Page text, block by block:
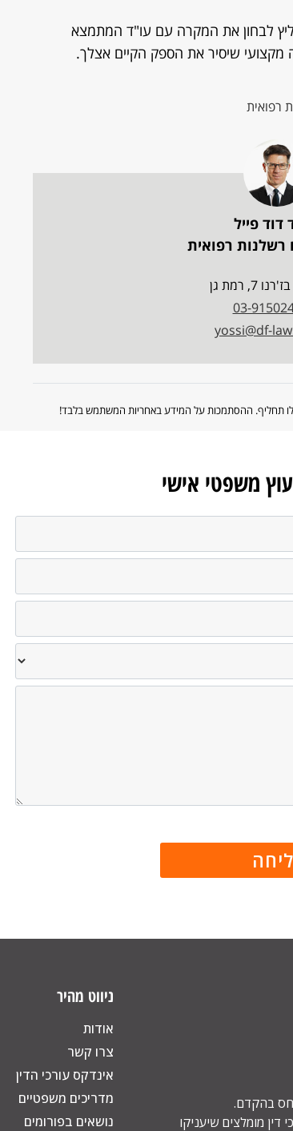
לבחון את המקרה עם עו"ד המתמצא
מקצועי שיסיר את הספק הקיים אצלך.
רפואית
דוד פייל
רשלנות רפואית
7, רמת גן
03-
yossi@df-
לו תחליף. ההסתמכות על המידע באחריות המשתמש בלבד!
משפטי אישי
בהקדם.
דין מומלצים שיעניקו
ניווט מהיר
אודות
צרו קשר
אינדקס עורכי הדין
מדריכים משפטיים
נושאים בפורומים